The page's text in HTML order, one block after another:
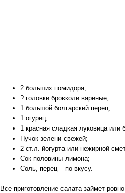
2 больших помидора;
? головки брокколи вареные;
1 большой болгарский перец;
1 огурец;
1 красная сладкая луковица или
Пучок зелени свежей;
2 ст.л. йогурта или нежирной
Сок половины лимона;
Соль, перец – по вкусу.
Все приготовление салата займет